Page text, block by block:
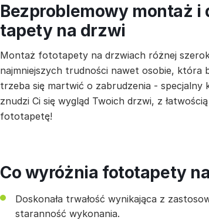
Bezproblemowy montaż
tapety na drzwi
Montaż fototapety na drzwiach różnej
najmniejszych trudności nawet osobie,
trzeba się martwić o zabrudzenia - specjalny
znudzi Ci się wygląd Twoich drzwi, z
fototapetę!
Co wyróżnia fototapety
Doskonała trwałość wynikająca z
staranność wykonania.